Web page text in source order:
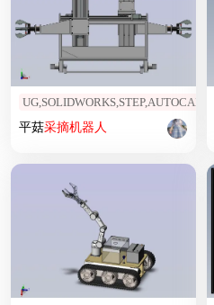
UG,SOLIDWORKS,STEP,AUTOCAD
平菇采摘机器人